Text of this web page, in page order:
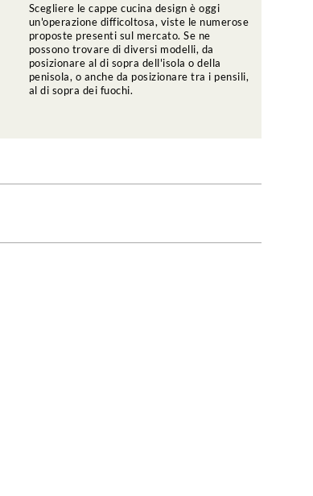
Scegliere le cappe cucina design è oggi
un'operazione difficoltosa, viste le numerose
proposte presenti sul mercato. Se ne
possono trovare di diversi modelli, da
posizionare al di sopra dell'isola o della
penisola, o anche da posizionare tra i pensili,
al di sopra dei fuochi.